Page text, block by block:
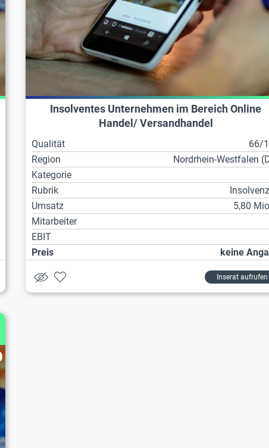
Insolventes Unternehmen im Bereich Online
Handel/ Versandhandel
Qualität
66/
Region
Nordrhein-Westfalen
Kategorie
Rubrik
Umsatz
5,80
Mitarbeiter
EBIT
Preis
keine
Inserat aufrufen